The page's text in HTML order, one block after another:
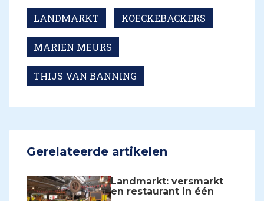
LANDMARKT KOECKEBACKERS
MARIEN MEURS
THIJS VAN BANNING
Gerelateerde artikelen
Landmarkt: versmarkt
en restaurant in één